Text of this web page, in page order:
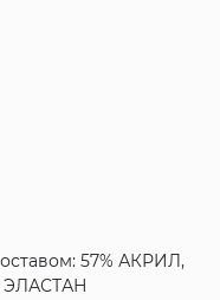
57% АКРИЛ,
ЭЛАСТАН